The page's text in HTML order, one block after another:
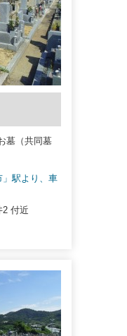
墓（共同墓
」駅より、車
2 付近